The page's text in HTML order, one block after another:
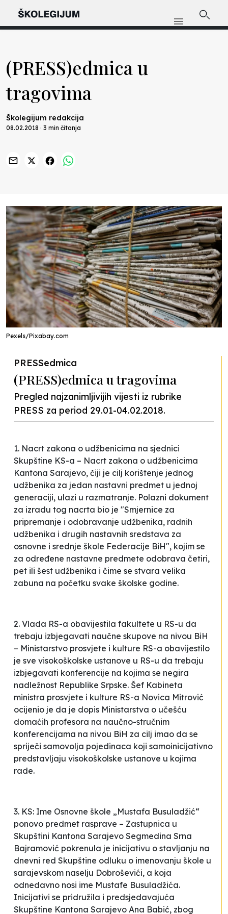
(PRESS)edmica u
tragovima
Školegijum redakcija
08.02.2018 · 3 min čitanja
Pexels/Pixabay.com
PRESSedmica
(PRESS)edmica u tragovima
Pregled najzanimljivijih vijesti iz rubrike
PRESS za period 29.01-04.02.2018.
1. Nacrt zakona o udžbenicima na sjednici
Skupštine KS-a – Nacrt zakona o udžbenicima
Kantona Sarajevo, čiji je cilj korištenje jednog
udžbenika za jedan nastavni predmet u jednoj
generaciji, ulazi u razmatranje. Polazni dokument
za izradu tog nacrta bio je "Smjernice za
pripremanje i odobravanje udžbenika, radnih
udžbenika i drugih nastavnih sredstava za
osnovne i srednje škole Federacije BiH", kojim se
za određene nastavne predmete odobrava četiri,
pet ili šest udžbenika i čime se stvara velika
zabuna na početku svake školske godine.
2. Vlada RS-a obavijestila fakultete u RS-u da
trebaju izbjegavati naučne skupove na nivou BiH
– Ministarstvo prosvjete i kulture RS-a obavijestilo
je sve visokoškolske ustanove u RS-u da trebaju
izbjegavati konferencije na kojima se negira
nadležnost Republike Srpske. Šef Kabineta
ministra prosvjete i kulture RS-a Novica Mitrović
ocijenio je da je dopis Ministarstva o učešću
domaćih profesora na naučno-stručnim
konferencijama na nivou BiH za cilj imao da se
spriječi samovolja pojedinaca koji samoinicijativno
predstavljaju visokoškolske ustanove u kojima
rade.
3. KS: Ime Osnovne škole „Mustafa Busuladžić“
ponovo predmet rasprave – Zastupnica u
Skupštini Kantona Sarajevo Segmedina Srna
Bajramović pokrenula je inicijativu o stavljanju na
dnevni red Skupštine odluku o imenovanju škole u
sarajevskom naselju Dobroševići, a koja
odnedavno nosi ime Mustafe Busuladžića.
Inicijativi se pridružila i predsjedavajuća
Skupštine Kantona Sarajevo Ana Babić, zbog